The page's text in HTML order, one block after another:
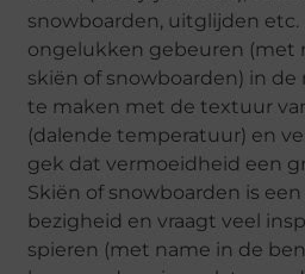
snowboarden, uitglijden etc.
ongelukken gebeuren (met
skiën of snowboarden) in
te maken met de textuur
(dalende temperatuur) en
gek dat vermoeidheid een
Skiën of snowboarden is
bezigheid en vraagt veel
spieren (met name in de